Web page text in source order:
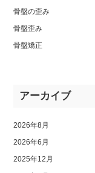
骨盤の歪み
骨盤歪み
骨盤矯正
アーカイブ
2026年8月
2026年6月
2025年12月